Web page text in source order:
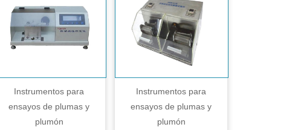
Instrumentos para
ensayos de plumas y
plumón
Instrumentos para
ensayos de plumas y
plumón